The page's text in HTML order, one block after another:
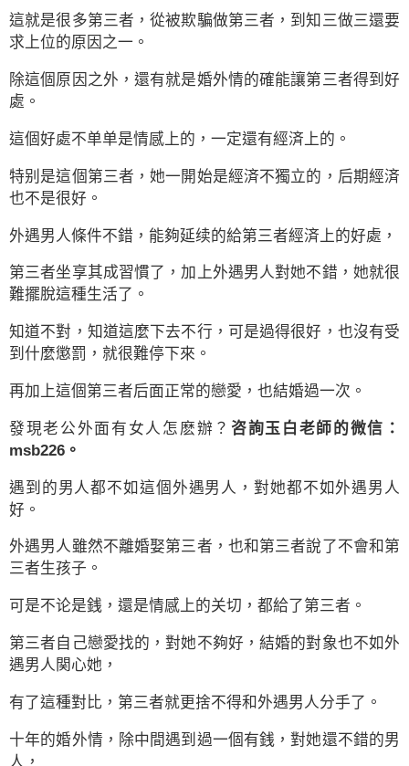
這就是很多第三者，從被欺騙做第三者，到知三做三還要
求上位的原因之一。
除這個原因之外，還有就是婚外情的確能讓第三者得到好
處。
這個好處不单单是情感上的，一定還有經済上的。
特别是這個第三者，她一開始是經済不獨立的，后期經済
也不是很好。
外遇男人條件不錯，能夠延续的給第三者經済上的好處，
第三者坐享其成習慣了，加上外遇男人對她不錯，她就很
難擺脫這種生活了。
知道不對，知道這麼下去不行，可是過得很好，也沒有受
到什麼懲罰，就很難停下來。
再加上這個第三者后面正常的戀愛，也結婚過一次。
發現老公外面有女人怎麽辦？ 咨詢玉白老師的微信：
msb226。
遇到的男人都不如這個外遇男人，對她都不如外遇男人
好。
外遇男人雖然不離婚娶第三者，也和第三者說了不會和第
三者生孩子。
可是不论是銭，還是情感上的关切，都給了第三者。
第三者自己戀愛找的，對她不夠好，結婚的對象也不如外
遇男人関心她，
有了這種對比，第三者就更捨不得和外遇男人分手了。
十年的婚外情，除中間遇到過一個有銭，對她還不錯的男
人，